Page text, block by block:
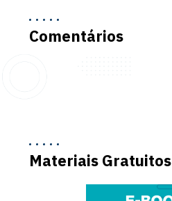
Comentários
Materiais Gratuitos